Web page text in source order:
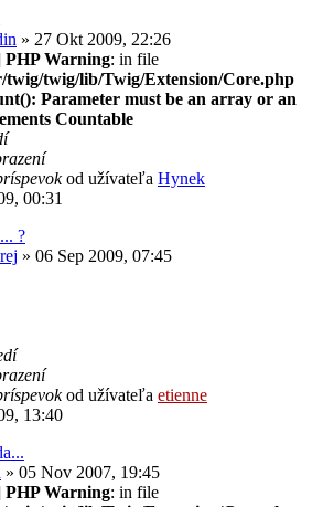
» 27 Okt 2009, 22:26
PHP Warning: in file
twig/twig/lib/Twig/Extension/Core.php
Parameter must be an array or an
Countable
od užívateľa Hynek
00:31
?
» 06 Sep 2009, 07:45
od užívateľa etienne
13:40
» 05 Nov 2007, 19:45
PHP Warning: in file